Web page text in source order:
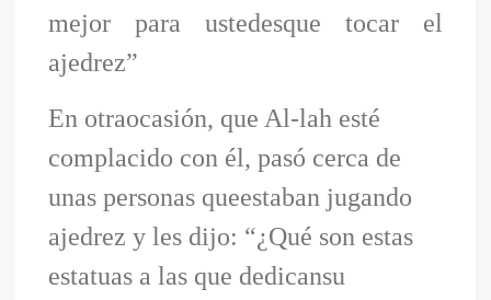
mejor para ustedesque tocar el
ajedrez”
En otraocasión, que Al-lah esté
complacido con él, pasó cerca de
unas personas queestaban jugando
ajedrez y les dijo: “¿Qué son estas
estatuas a las que dedicansu